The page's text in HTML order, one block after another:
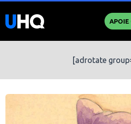
APOIE
[adrotate